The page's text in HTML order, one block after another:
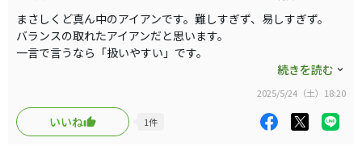
ただ、そんな打感でもそこまで飛距離が落ちておらず、逆
にそこが気持ち悪い。
結構強めのダウンブローで打ち込まないと、本来の良さが
ミドルアイアンとショートアイアンで少しスイングを変える
必要がありそうです。
HDCPがシングルの中～上級者で、ミドルアイアンだけ簡単
まさしくど真ん中のアイアンです。難しすぎず、易しすぎず。
バランスの取れたアイアンだと思います。
一言で言うなら「扱いやすい」です。
顔は以前所有していたMIZUNO PRO 319をわずかに大きくした感
5～6Iはとても簡単で、インパクト直後からポーンと上がってくれ
て弾道が高く、打点が多少上下左右にずれても曲がりにくいで
す。
続きを読む
2025/5/24（土）18:20
いいね 1件